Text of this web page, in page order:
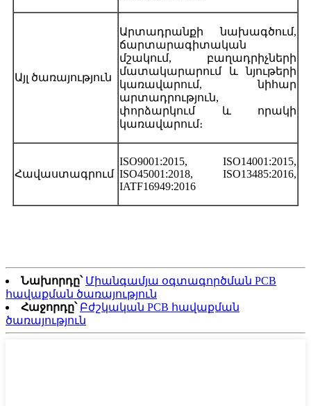
Այլ ծառայություն
Արտադրանքի նախագծում,
ճարտարագիտական ​​
մշակում, բաղադրիչների
մատակարարում և նյութերի
կառավարում, նիհար
արտադրություն,
փորձարկում և որակի
կառավարում։
Հավաստագրում
ISO9001:2015, ISO14001:2015,
ISO45001:2018, ISO13485:2016,
IATF16949:2016
Նախորդը՝ Միանգամյա օգտագործման PCB
հավաքման ծառայություն
Հաջորդը՝ Բժշկական PCB հավաքման
ծառայություն